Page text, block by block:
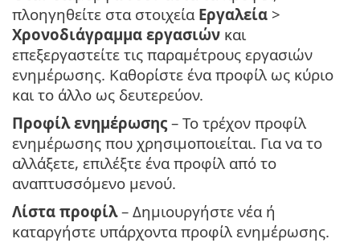
πλοηγηθείτε στα στοιχεία Εργαλεία >
Χρονοδιάγραμμα εργασιών και
επεξεργαστείτε τις παραμέτρους εργασιών
ενημέρωσης. Καθορίστε ένα προφίλ ως κύριο
και το άλλο ως δευτερεύον.
Προφίλ ενημέρωσης – Το τρέχον προφίλ
ενημέρωσης που χρησιμοποιείται. Για να το
αλλάξετε, επιλέξτε ένα προφίλ από το
αναπτυσσόμενο μενού.
Λίστα προφίλ– Δημιουργήστε νέα ή
καταργήστε υπάρχοντα προφίλ ενημέρωσης.